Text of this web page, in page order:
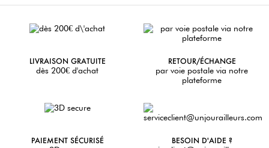
LIVRAISON GRATUITE
dès 200€ d'achat
RETOUR/ÉCHANGE
par voie postale via notre
plateforme
PAIEMENT SÉCURISÉ BESOIN D'AIDE ?